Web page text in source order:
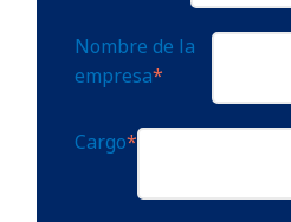
Nombre de la
empresa*
Cargo*